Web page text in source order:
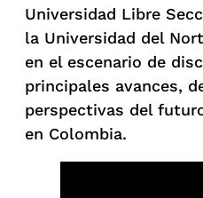
Universidad Libre
la Universidad del
en el escenario de
principales avances,
perspectivas del
en Colombia.